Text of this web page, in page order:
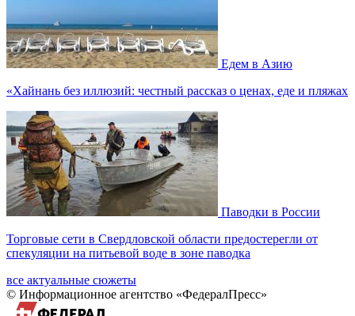
Едем в Азию
«Хайнань без иллюзий: честный рассказ о ценах, еде и пляжах
Паводки в России
Торговые сети в Свердловской области предостерегли от
спекуляции на питьевой воде в зоне паводка
все актуальные сюжеты
© Информационное агентство «ФедералПресс»